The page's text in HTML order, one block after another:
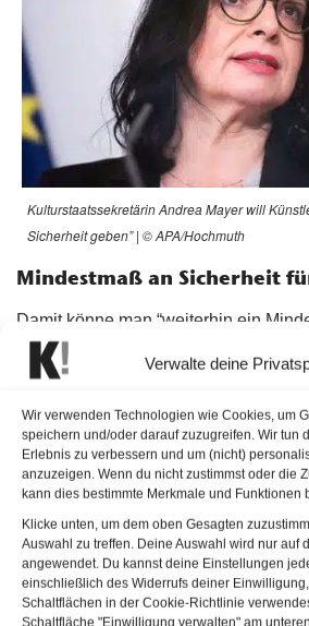
Verwalte deine
Wir verwenden Technologien wie Cookies, um
speichern und/oder darauf zuzugreifen. Wir tun
Erlebnis zu verbessern und um (nicht)
anzuzeigen. Wenn du nicht zustimmst oder die
kann dies bestimmte Merkmale und Funktionen
Klicke unten, um dem oben Gesagten
Auswahl zu treffen. Deine Auswahl wird nur auf
angewendet. Du kannst deine Einstellungen
einschließlich des Widerrufs deiner
Schaltflächen in der Cookie-Richtlinie
Schaltfläche "Einwilligung verwalten" am
Kulturstaatssekretärin Andrea Mayer will
Sicherheit geben” | © APA/Hochmuth
Mindestmaß an Sicherheit
Damit könne man “weiterhin ein
geben und die schlimmsten
abfedern”, so Kulturstaatssekretärin
Im Rahmen derSVS-
von der Pandemie betroffene
ab 15. Jänner 3.000 Euro für das
beantragen. Bisher standen für die
Dezember 2020 Einmalzahlungen
Verfügung. Weiters gab es einen “
Insgesamt wurden auf diese Weise
ausbezahlt, 110 Mio. Euro stehen für